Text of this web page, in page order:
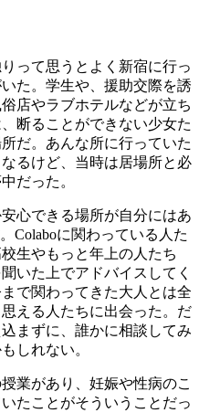
って思うとよく新宿に行っ
た。学生や、援助交際を誘
店やラブホテルなどが立ち
断ることができない少女た
だ。あんな所に行っていた
るけど、当時は居場所と必
だった。
心できる場所が自分にはあ
Colaboに関わっている人た
生やもっと年上の人たち
いた上でアドバイスしてく
で関わってきた大人とは全
える人たちに出会った。だ
まずに、誰かに相談してみ
しれない。
業があり、妊娠や性病のこ
たことがそういうことだっ